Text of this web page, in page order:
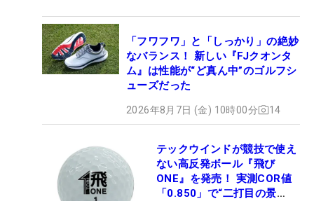
「フワフワ」と「しっかり」の絶妙
なバランス！ 新しい『FJクオンタ
ム』は性能が“ど真ん中”のゴルフシ
ューズだった
2026年8月7日 (金) 10時00分 14
テックウインドが競技で使え
ない高反発ボール『飛び
ONE』を発売！ 実測COR値
「0.850」で“二打目の景